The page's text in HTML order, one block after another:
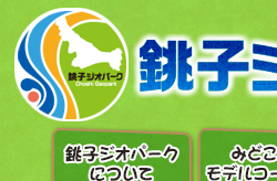
ュ
ー